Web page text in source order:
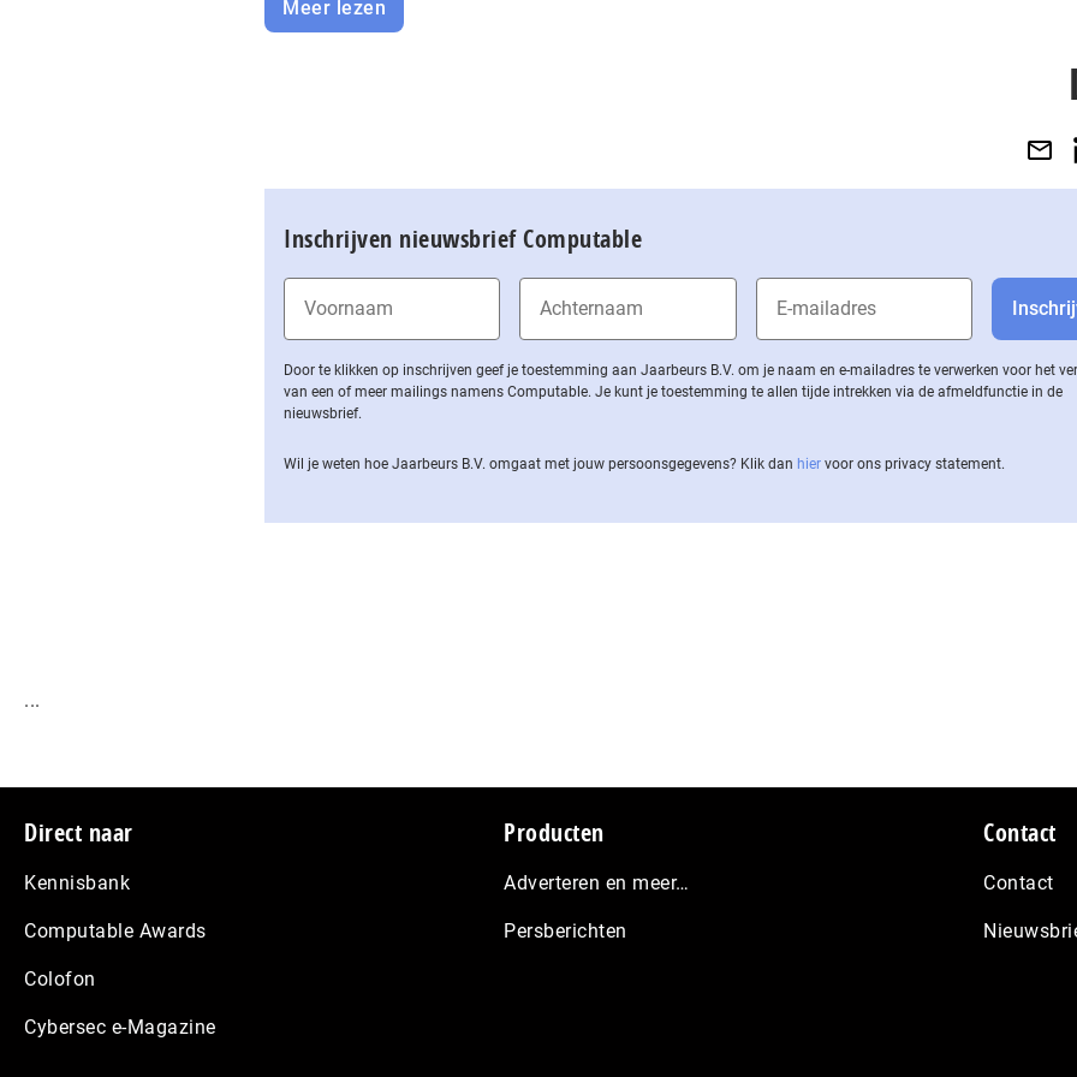
Meer lezen
Inschrijven nieuwsbrief Computable
Door te klikken op inschrijven geef je toestemming aan Jaarbeurs B.V. om je naam en e-mailadres te verwerken voor het
van een of meer mailings namens Computable. Je kunt je toestemming te allen tijde intrekken via de af­meld­func­tie in de
nieuwsbrief.
Wil je weten hoe Jaarbeurs B.V. omgaat met jouw per­soons­ge­ge­vens? Klik dan hier voor ons privacy statement.
...
Footer
Direct naar
Kennisbank
Computable Awards
Colofon
Cybersec e-Magazine
Producten
Adverteren en meer…
Persberichten
Contact
Contact